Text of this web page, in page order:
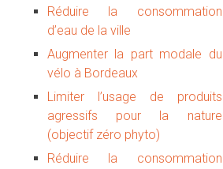
Réduire la consommation
d’eau de la ville
Augmenter la part modale du
vélo à Bordeaux
Limiter l’usage de produits
agressifs pour la nature
(objectif zéro phyto)
Réduire la consommation